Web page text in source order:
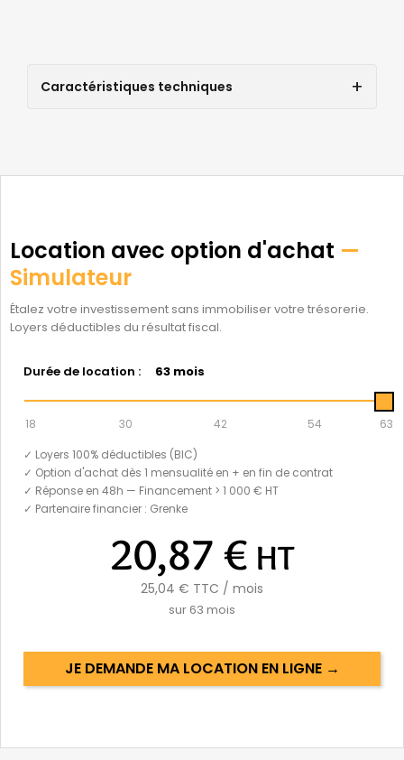
Caractéristiques techniques
Location avec option d'achat —
Simulateur
Étalez votre investissement sans immobiliser votre trésorerie.
Loyers déductibles du résultat fiscal.
Durée de location : 63 mois
18 30 42 54
63
✓ Loyers 100% déductibles (BIC)
✓ Option d'achat dès 1 mensualité en + en fin de contrat
✓ Réponse en 48h — Financement > 1 000 € HT
✓ Partenaire financier : Grenke
20,87 € HT
25,04 € TTC / mois
sur 63 mois
JE DEMANDE MA LOCATION EN LIGNE →